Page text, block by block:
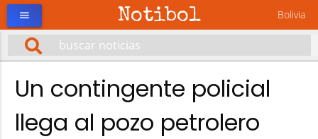
Notibol Bolivia
menu
Un contingente policial
llega al pozo petrolero